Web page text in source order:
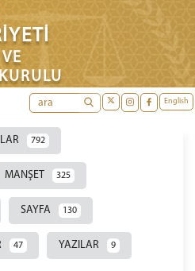
English
792
MANŞET 325
SAYFA 130
47 YAZILAR 9